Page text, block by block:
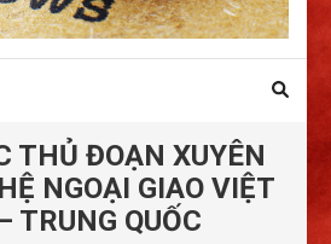
THỦ ĐOẠN XUYÊN
NGOẠI GIAO VIỆT
TRUNG QUỐC